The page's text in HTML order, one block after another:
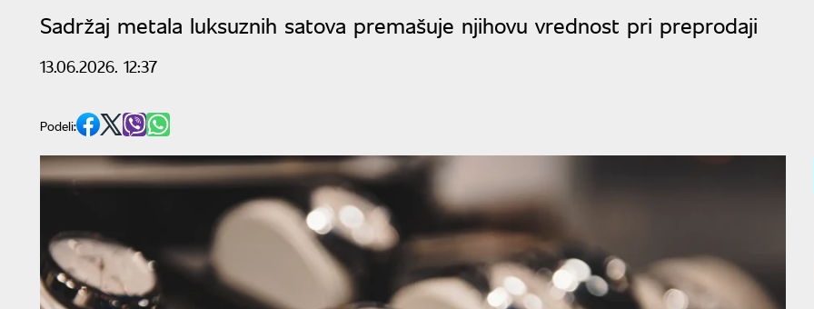
Sadržaj metala luksuznih satova premašuje njihovu vrednost pri preprodaji
13.06.2026. 12:37
Podeli: